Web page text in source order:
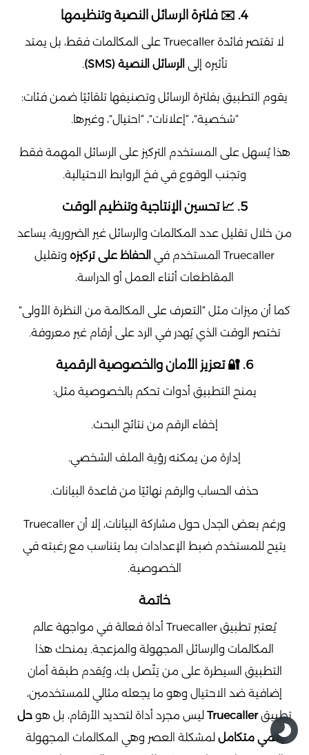
4. ✉️ فلترة الرسائل النصية وتنظيمها
لا تقتصر فائدة Truecaller على المكالمات فقط، بل يمتد
تأثيره إلى الرسائل النصية (SMS) .
يقوم التطبيق بفلترة الرسائل وتصنيفها تلقائيًا ضمن فئات:
“شخصية”، “إعلانات”، “احتيال”، وغيرها.
هذا يُسهل على المستخدم التركيز على الرسائل المهمة فقط
وتجنب الوقوع في فخ الروابط الاحتيالية.
5. 📈 تحسين الإنتاجية وتنظيم الوقت
من خلال تقليل عدد المكالمات والرسائل غير الضرورية، يساعد
Truecaller المستخدم في
الحفاظ على تركيزه وتقليل
المقاطعات أثناء العمل أو الدراسة.
كما أن ميزات مثل “التعرف على المكالمة من النظرة الأولى”
تختصر الوقت الذي يُهدر في الرد على أرقام غير معروفة.
6. 🔐 تعزيز الأمان والخصوصية الرقمية
يمنح التطبيق أدوات تحكم بالخصوصية مثل:
إخفاء الرقم من نتائج البحث.
إدارة من يمكنه رؤية الملف الشخصي.
حذف الحساب والرقم نهائيًا من قاعدة البيانات.
ورغم بعض الجدل حول مشاركة البيانات، إلا أن Truecaller
يتيح للمستخدم ضبط الإعدادات بما يتناسب مع رغبته في
الخصوصية.
خاتمة
يُعتبر تطبيق Truecaller أداة فعالة في مواجهة عالم
المكالمات والرسائل المجهولة والمزعجة. يمنحك هذا
التطبيق السيطرة على من يَتّصل بك، ويُقدم طبقة أمان
إضافية ضد الاحتيال وهو ما يجعله مثالي للمستخدمين،
تطبيقTruecaller ليس مجرد أداة لتحديد الأرقام، بل هو حل
رقمي متكامل لمشكلة العصر وهي المكالمات المجهولة